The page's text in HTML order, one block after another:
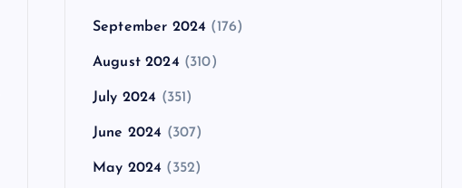
September 2024 (176)
August 2024 (310)
July 2024 (351)
June 2024 (307)
May 2024 (352)